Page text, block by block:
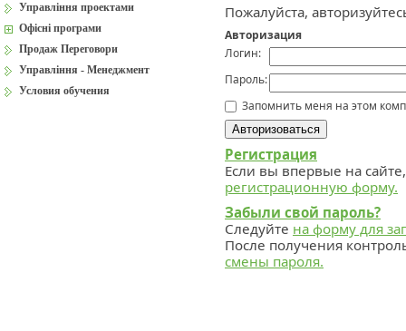
Пожалуйста,
Авторизация
Логин:
Пароль:
Запомнить меня на этом
Регистрация
Если вы впервые на
регистрационную форму.
Забыли свой пароль?
Следуйте на форму для
После получения
смены пароля.
Управління проектами
Офісні програми
Продаж Переговори
Управління - Менеджмент
Условия обучения